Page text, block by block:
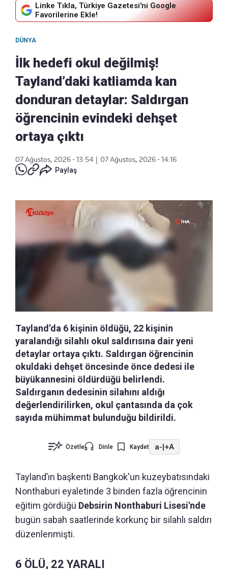
Linke Tıkla, Türkiye Gazetesi'ni Google
Favorilerine Ekle!
DÜNYA
İlk hedefi okul değilmiş!
Tayland’daki katliamda kan
donduran detaylar: Saldırgan
öğrencinin evindeki dehşet
ortaya çıktı
07 Ağustos, 2026 - 13:54
07 Ağustos, 2026 - 14:16
Paylaş
Tayland’da 6 kişinin öldüğü, 22 kişinin
yaralandığı silahlı okul saldırısına dair yeni
detaylar ortaya çıktı. Saldırgan öğrencinin
okuldaki dehşet öncesinde önce dedesi ile
büyükannesini öldürdüğü belirlendi.
Saldırganın dedesinin silahını aldığı
değerlendirilirken, okul çantasında da çok
sayıda mühimmat bulunduğu bildirildi.
Özetle Dinle Kaydet a-|+A
Tayland’ın başkenti Bangkok'un kuzeybatısındaki
Nonthaburi eyaletinde 3 binden fazla öğrencinin
eğitim gördüğü Debsirin Nonthaburi Lisesi'nde
bugün sabah saatlerinde korkunç bir silahlı saldırı
düzenlenmişti.
6 ÖLÜ, 22 YARALI